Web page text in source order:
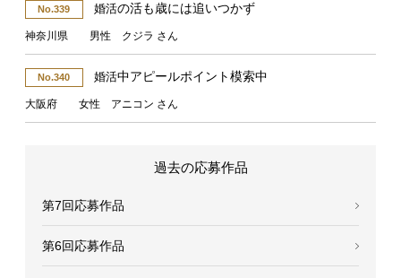
No.339 婚活の活も歳には追いつかず
神奈川県 男性 クジラ さん
No.340 婚活中アピールポイント模索中
大阪府 女性 アニコン さん
過去の応募作品
第7回応募作品
第6回応募作品